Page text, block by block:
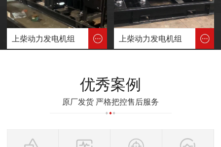
上柴动力发电机组 上柴动力发电机组
优秀案例
原厂发货 严格把控售后服务